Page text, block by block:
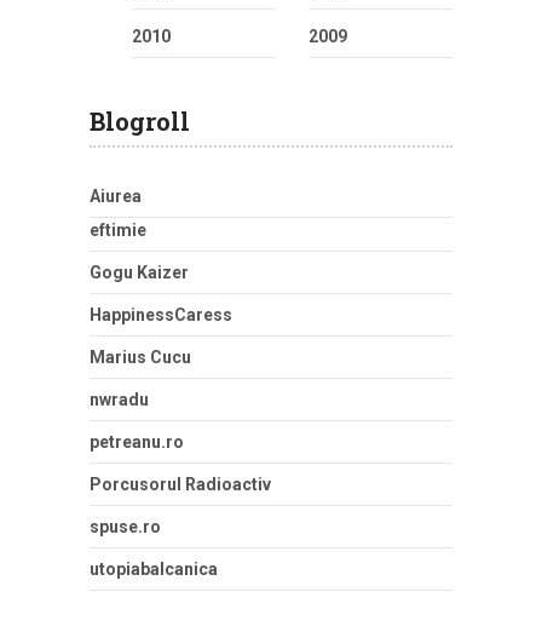
2010 2009
Blogroll
Aiurea
eftimie
Gogu Kaizer
HappinessCaress
Marius Cucu
nwradu
petreanu.ro
Porcusorul Radioactiv
spuse.ro
utopiabalcanica